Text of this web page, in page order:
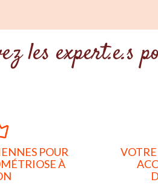
les expert.e.s
POUR
À